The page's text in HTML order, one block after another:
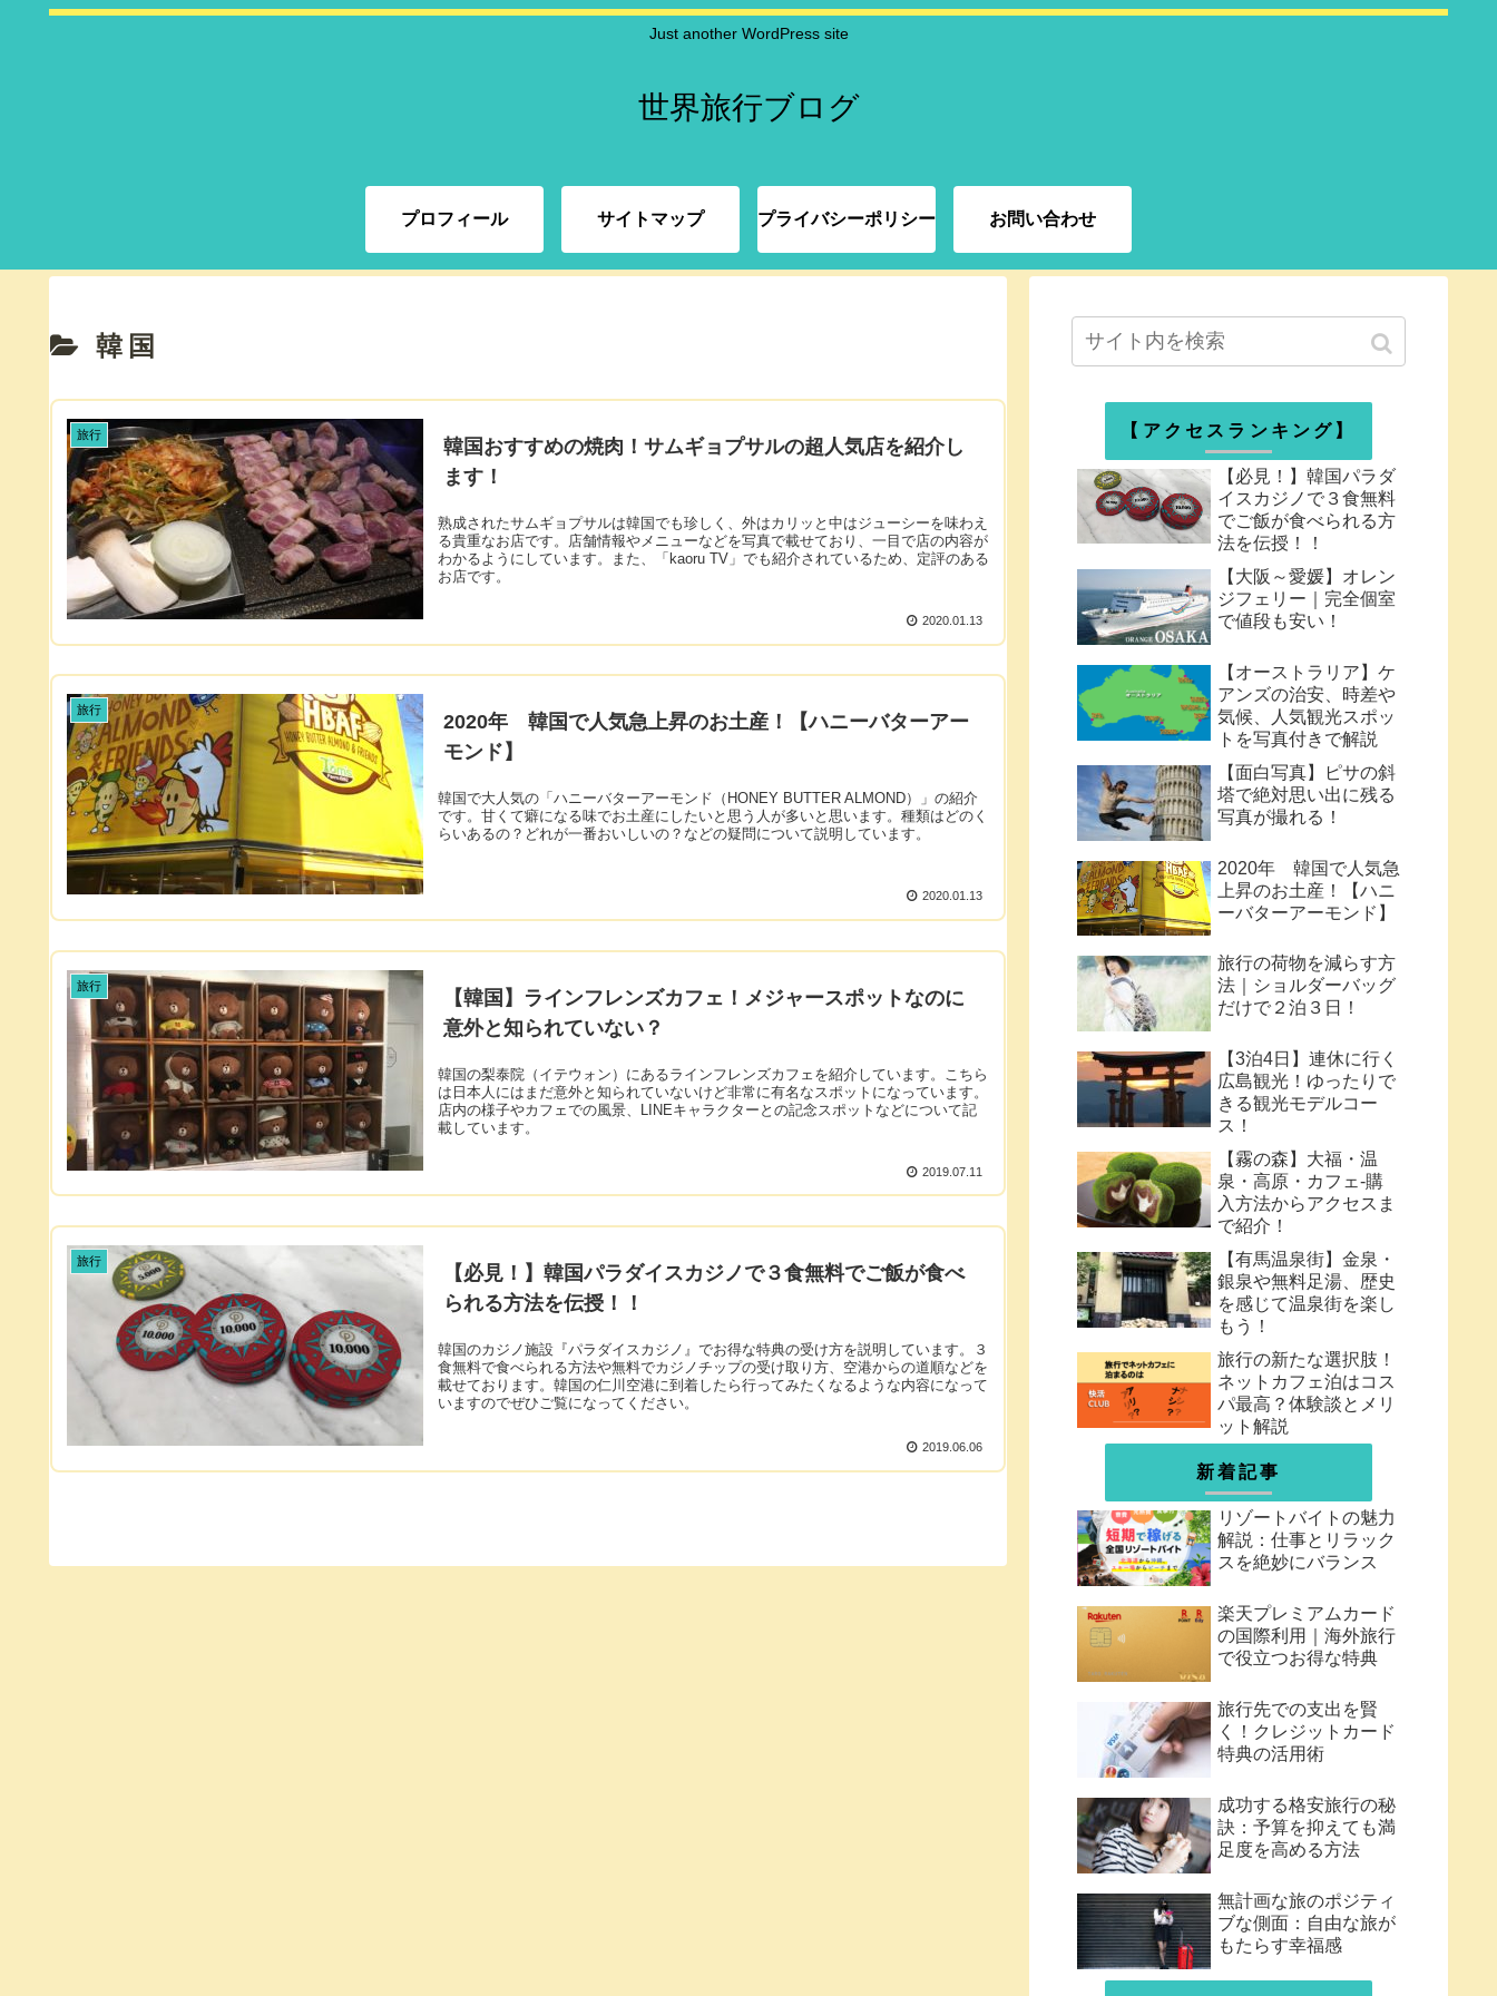
Just another WordPress site
世界旅行ブログ
プロフィール サイトマップ プライバシーポリシー お問い合わせ
韓国
旅行
韓国おすすめの焼肉！サムギョプサルの超人気店を紹介し
ます！
熟成されたサムギョプサルは韓国でも珍しく、外はカリッと中はジューシーを味わえ
る貴重なお店です。店舗情報やメニューなどを写真で載せており、一目で店の内容が
わかるようにしています。また、「kaoru TV」でも紹介されているため、定評のある
お店です。
2020.01.13
旅行
2020年 韓国で人気急上昇のお土産！【ハニーバターアー
モンド】
韓国で大人気の「ハニーバターアーモンド（HONEY BUTTER ALMOND）」の紹介
です。甘くて癖になる味でお土産にしたいと思う人が多いと思います。種類はどのく
らいあるの？どれが一番おいしいの？などの疑問について説明しています。
2020.01.13
旅行
【韓国】ラインフレンズカフェ！メジャースポットなのに
意外と知られていない？
韓国の梨泰院（イテウォン）にあるラインフレンズカフェを紹介しています。こちら
は日本人にはまだ意外と知られていないけど非常に有名なスポットになっています。
店内の様子やカフェでの風景、LINEキャラクターとの記念スポットなどについて記
載しています。
2019.07.11
旅行
【必見！】韓国パラダイスカジノで３食無料でご飯が食べ
られる方法を伝授！！
韓国のカジノ施設『パラダイスカジノ』でお得な特典の受け方を説明しています。３
食無料で食べられる方法や無料でカジノチップの受け取り方、空港からの道順などを
載せております。韓国の仁川空港に到着したら行ってみたくなるような内容になって
いますのでぜひご覧になってください。
2019.06.06
【アクセスランキング】
【必見！】韓国パラダ
イスカジノで３食無料
でご飯が食べられる方
法を伝授！！
【大阪～愛媛】オレン
ジフェリー｜完全個室
で値段も安い！
【オーストラリア】ケ
アンズの治安、時差や
気候、人気観光スポッ
トを写真付きで解説
【面白写真】ピサの斜
塔で絶対思い出に残る
写真が撮れる！
2020年 韓国で人気急
上昇のお土産！【ハニ
ーバターアーモンド】
旅行の荷物を減らす方
法｜ショルダーバッグ
だけで２泊３日！
【3泊4日】連休に行く
広島観光！ゆったりで
きる観光モデルコー
ス！
【霧の森】大福・温
泉・高原・カフェ-購
入方法からアクセスま
で紹介！
【有馬温泉街】金泉・
銀泉や無料足湯、歴史
を感じて温泉街を楽し
もう！
旅行の新たな選択肢！
ネットカフェ泊はコス
パ最高？体験談とメリ
ット解説
新着記事
リゾートバイトの魅力
解説：仕事とリラック
スを絶妙にバランス
楽天プレミアムカード
の国際利用｜海外旅行
で役立つお得な特典
旅行先での支出を賢
く！クレジットカード
特典の活用術
成功する格安旅行の秘
訣：予算を抑えても満
足度を高める方法
無計画な旅のポジティ
ブな側面：自由な旅が
もたらす幸福感